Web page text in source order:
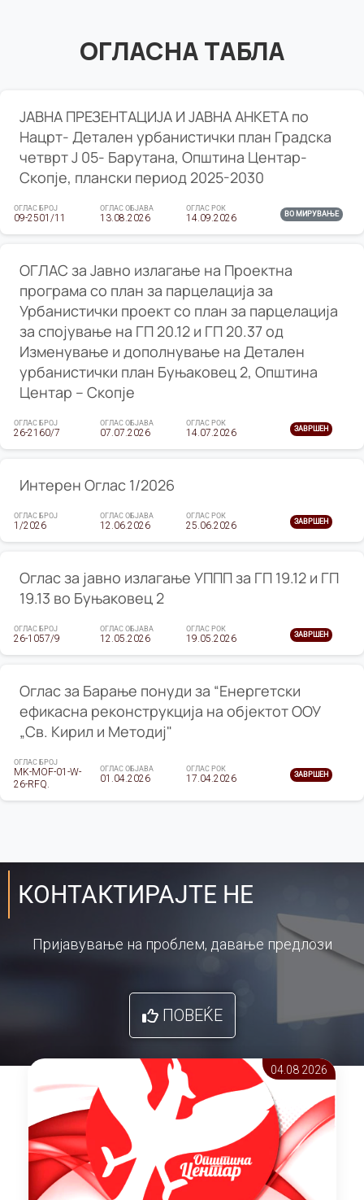
ОГЛАСНА ТАБЛА
ЈАВНА ПРЕЗЕНТАЦИЈА И ЈАВНА АНКЕТА по
Нацрт- Детален урбанистички план Градска
четврт Ј 05- Барутана, Општина Центар-
Скопје, плански период 2025-2030
ОГЛАС БРОЈ
09-2501/11
ОГЛАС ОБЈАВА
13.08.2026
ОГЛАС РОК
14.09.2026 ВО МИРУВАЊЕ
ОГЛАС за Јавно излагање на Проектна
програма со план за парцелација за
Урбанистички проект со план за парцелација
за спојување на ГП 20.12 и ГП 20.37 од
Изменување и дополнување на Детален
урбанистички план Буњаковец 2, Општина
Центар – Скопје
ОГЛАС БРОЈ
26-2160/7
ОГЛАС ОБЈАВА
07.07.2026
ОГЛАС РОК
14.07.2026 ЗАВРШЕН
Интерен Оглас 1/2026
ОГЛАС БРОЈ
1/2026
ОГЛАС ОБЈАВА
12.06.2026
ОГЛАС РОК
25.06.2026 ЗАВРШЕН
Оглас за јавно излагање УППП за ГП 19.12 и ГП
19.13 во Буњаковец 2
ОГЛАС БРОЈ
26-1057/9
ОГЛАС ОБЈАВА
12.05.2026
ОГЛАС РОК
19.05.2026 ЗАВРШЕН
Оглас за Барање понуди за “Енергетски
ефикасна реконструкција на објектот ООУ
„Св. Кирил и Методиј"
ОГЛАС БРОЈ
MK-MOF-01-W-
26-RFQ.
ОГЛАС ОБЈАВА
01.04.2026
ОГЛАС РОК
17.04.2026 ЗАВРШЕН
КОНТАКТИРАЈТЕ НЕ
Пријавување на проблем, давање предлози
ПОВЕЌЕ
04.08 2026